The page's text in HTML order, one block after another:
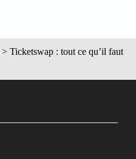
> Ticketswap : tout ce qu’il faut